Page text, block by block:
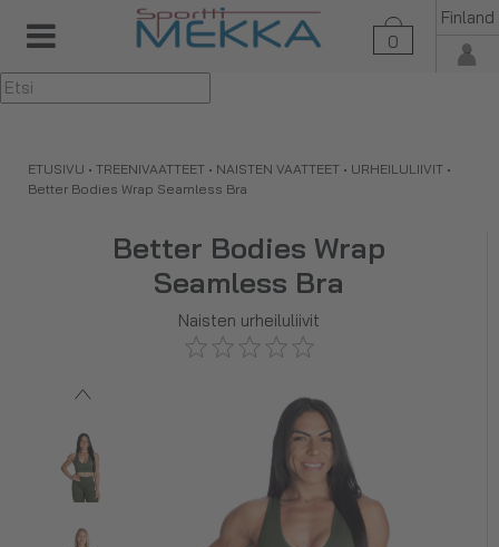
0
Finland
▼
ETUSIVU • TREENIVAATTEET • NAISTEN VAATTEET • URHEILULIIVIT •
Better Bodies Wrap Seamless Bra
Better Bodies Wrap
Seamless Bra
Naisten urheiluliivit